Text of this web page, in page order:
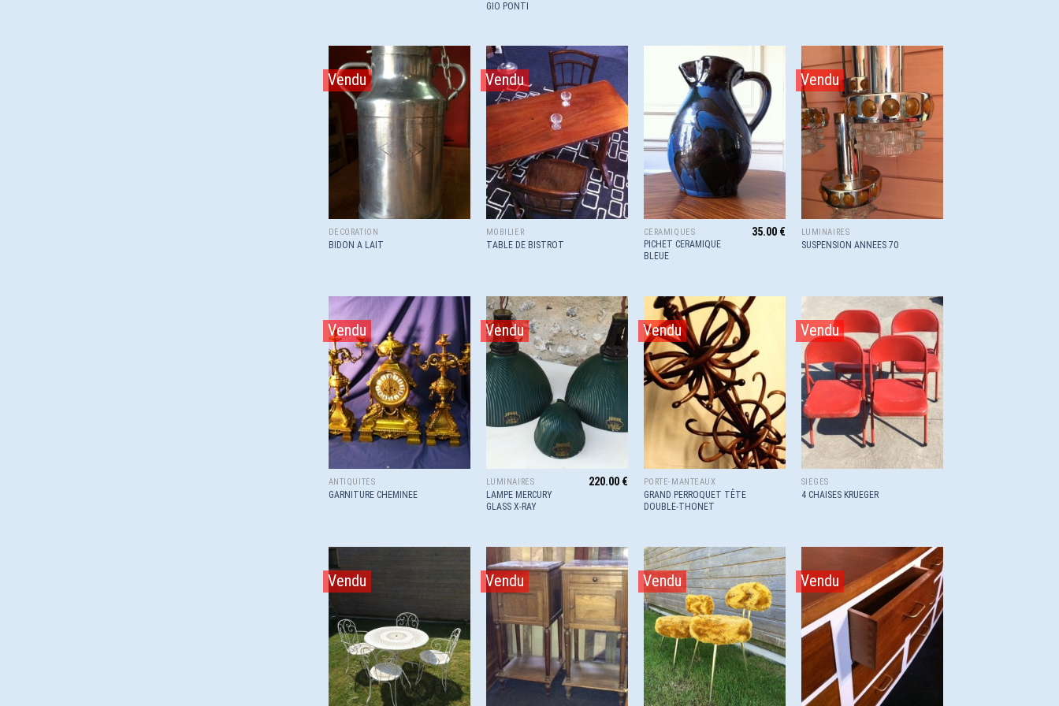
GIO PONTI
Vendu
Ajouter
à la
wishlist
DÉCORATION
BIDON A LAIT
Vendu
Ajouter
à la
wishlist
MOBILIER
TABLE DE BISTROT
Ajouter
à la
wishlist
CÉRAMIQUES
PICHET CERAMIQUE
BLEUE
35.00 €
Vendu
Ajouter
à la
wishlist
LUMINAIRES
SUSPENSION ANNEES 70
Vendu
Ajouter
à la
wishlist
ANTIQUITÉS
GARNITURE CHEMINEE
Vendu
Ajouter
à la
wishlist
LUMINAIRES
LAMPE MERCURY
GLASS X-RAY
220.00 €
Vendu
Ajouter
à la
wishlist
PORTE-MANTEAUX
GRAND PERROQUET TÊTE
DOUBLE-THONET
Vendu
Ajouter
à la
wishlist
SIÈGES
4 CHAISES KRUEGER
Vendu Vendu
Ajouter
à la
wishlist
Vendu
Ajouter
à la
wishlist
Vendu
Ajouter
à la
wishlist